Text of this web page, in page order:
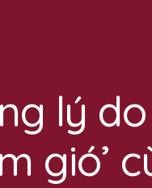
lý
gió’